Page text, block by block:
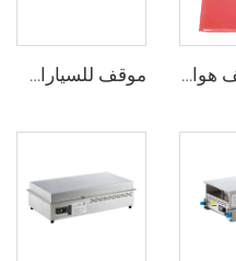
نظام تكييف هواء متزامن للسيارات المركبة للسيارات ذات الشاحنة / الرافعة موقف للسيارات كل شيء في واحد مكيف الهواء 24v للشاحنة RV قارب